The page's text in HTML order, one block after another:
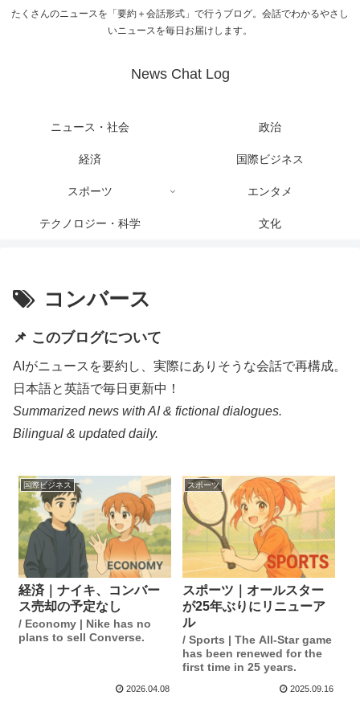
たくさんのニュースを「要約＋会話形式」で行うブログ。会話でわかるやさし
いニュースを毎日お届けします。
News Chat Log
ニュース・社会 政治
経済 国際ビジネス
スポーツ エンタメ
テクノロジー・科学 文化
コンバース
📌 このブログについて
AIがニュースを要約し、実際にありそうな会話で再構成。
日本語と英語で毎日更新中！
Summarized news with AI & fictional dialogues.
Bilingual & updated daily.
国際ビジネス
経済｜ナイキ、コンバー
ス売却の予定なし
/ Economy | Nike has no
plans to sell Converse.
2026.04.08
スポーツ
スポーツ｜オールスター
が25年ぶりにリニューア
ル
/ Sports | The All-Star game
has been renewed for the
first time in 25 years.
2025.09.16